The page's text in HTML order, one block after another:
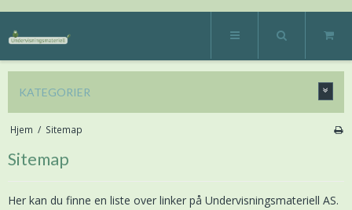
KATEGORIER
Hjem / Sitemap
Sitemap
Her kan du finne en liste over linker på Undervisningsmateriell AS.